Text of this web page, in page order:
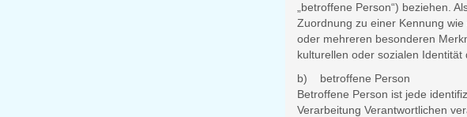
„betroffene Person“) beziehen.
Zuordnung zu einer Kennung
oder mehreren besonderen
kulturellen oder sozialen
b) betroffene Person
Betroffene Person ist jede
Verarbeitung Verantwortlichen